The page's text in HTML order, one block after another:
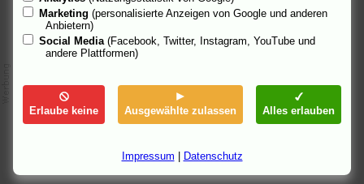
Marketing (personalisierte Anzeigen von Google und anderen
Anbietern)
Social Media (Facebook, Twitter, Instagram, YouTube und
andere Plattformen)
Erlaube keine Ausgewählte zulassen Alles erlauben
Impressum Datenschutz